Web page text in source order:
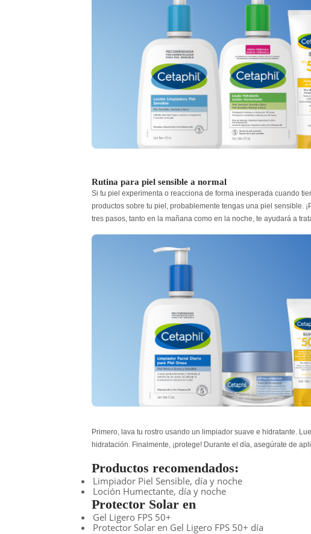
Rutina para piel sensible a normal
Si tu piel experimenta o reacciona de forma inesperada cuando
productos sobre tu piel, probablemente tengas una piel sensible.
tres pasos, tanto en la mañana como en la noche, te ayudará a
Primero, lava tu rostro usando un limpiador suave e hidratante.
hidratación. Finalmente, ¡protege! Durante el día, asegúrate de
Productos recomendados:
Limpiador Piel Sensible, día y noche
Loción Humectante, día y noche
Protector Solar en
Gel Ligero FPS 50+
Protector Solar en Gel Ligero FPS 50+ día